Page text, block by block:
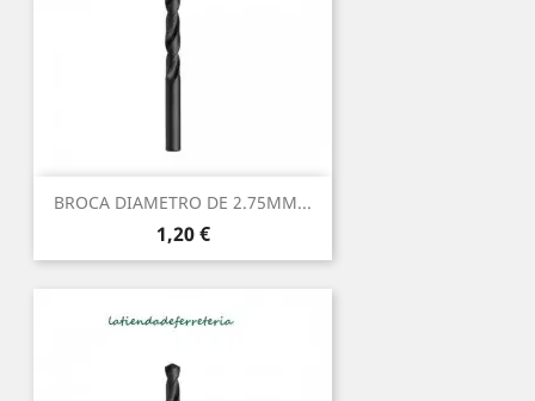
BROCA DIAMETRO DE 2.75MM...
Precio
1,20 €